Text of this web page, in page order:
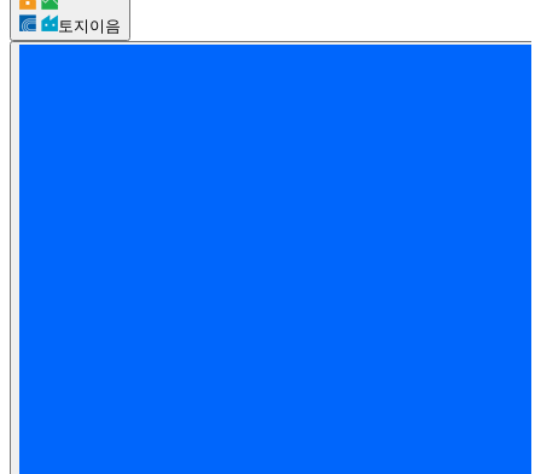
토지이음